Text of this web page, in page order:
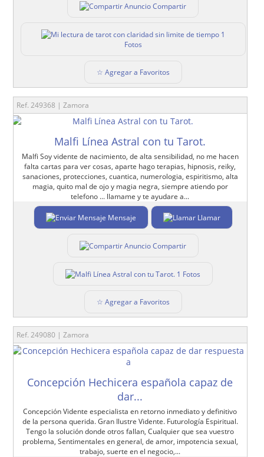
Compartir
1
Fotos
☆ Agregar a Favoritos
Ref. 249368 | Zamora
Malfi Línea Astral con tu Tarot.
Malfi Soy vidente de nacimiento, de alta sensibilidad, no me hacen
falta cartas para ver cosas, aparte hago terapias, hipnosis, reiky,
sanaciones, protecciones, cuantica, numerologia, espiritismo, alta
magia, quito mal de ojo y magia negra, siempre atiendo por
telefono ... llamame y te ayudare a...
Mensaje Llamar
Compartir
1 Fotos
☆ Agregar a Favoritos
Ref. 249080 | Zamora
Concepción Hechicera española capaz de
dar...
Concepción Vidente especialista en retorno inmediato y definitivo
de la persona querida. Gran Ilustre Vidente. Futurología Espiritual.
Tengo la solución donde otros fallan, Cualquier que sea vuestro
problema, Sentimentales en general, de amor, impotencia sexual,
trabajo, suerte en el negocio,...